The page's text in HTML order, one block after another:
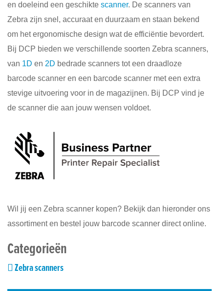
&
NFC
Diensten
&
Support
en doeleind een geschikte scanner. De scanners van
Zebra zijn snel, accuraat en duurzaam en staan bekend
om het ergonomische design wat de efficiëntie bevordert.
Bij DCP bieden we verschillende soorten Zebra scanners,
van 1D en 2D bedrade scanners tot een draadloze
barcode scanner en een barcode scanner met een extra
stevige uitvoering voor in de magazijnen. Bij DCP vind je
de scanner die aan jouw wensen voldoet.
Wil jij een Zebra scanner kopen? Bekijk dan hieronder ons
assortiment en bestel jouw barcode scanner direct online.
Categorieën
Zebra scanners